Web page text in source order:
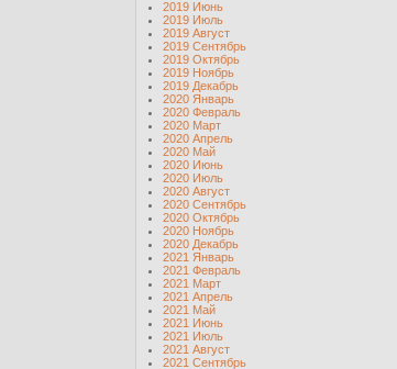
2019 Июнь
2019 Июль
2019 Август
2019 Сентябрь
2019 Октябрь
2019 Ноябрь
2019 Декабрь
2020 Январь
2020 Февраль
2020 Март
2020 Апрель
2020 Май
2020 Июнь
2020 Июль
2020 Август
2020 Сентябрь
2020 Октябрь
2020 Ноябрь
2020 Декабрь
2021 Январь
2021 Февраль
2021 Март
2021 Апрель
2021 Май
2021 Июнь
2021 Июль
2021 Август
2021 Сентябрь